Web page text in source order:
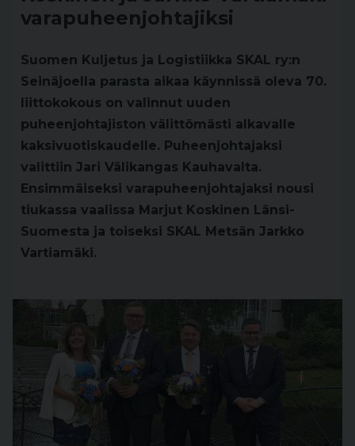
varapuheenjohtajiksi
Suomen Kuljetus ja Logistiikka SKAL ry:n
Seinäjoella parasta aikaa käynnissä oleva 70.
liittokokous on valinnut uuden
puheenjohtajiston välittömästi alkavalle
kaksivuotiskaudelle. Puheenjohtajaksi
valittiin Jari Välikangas Kauhavalta.
Ensimmäiseksi varapuheenjohtajaksi nousi
tiukassa vaalissa Marjut Koskinen Länsi-
Suomesta ja toiseksi SKAL Metsän Jarkko
Vartiamäki.